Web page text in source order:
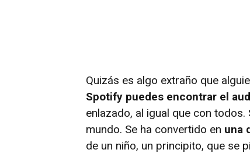
Quizás es algo extraño que
Spotify puedes encontrar el
enlazado, al igual que con
mundo. Se ha convertido en una
de un niño, un principito, que se